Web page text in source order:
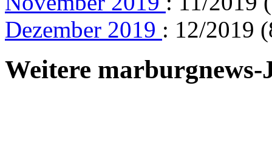
Dezember 2019 : 12/2019
Weitere marburgnews-